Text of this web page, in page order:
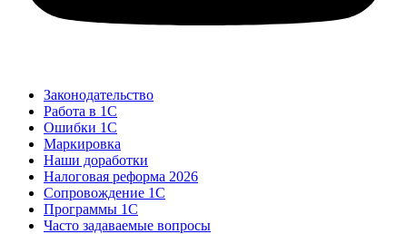
Законодательство
Работа в 1С
Ошибки 1С
Маркировка
Наши доработки
Налоговая реформа 2026
Сопровождение 1С
Программы 1С
Часто задаваемые вопросы